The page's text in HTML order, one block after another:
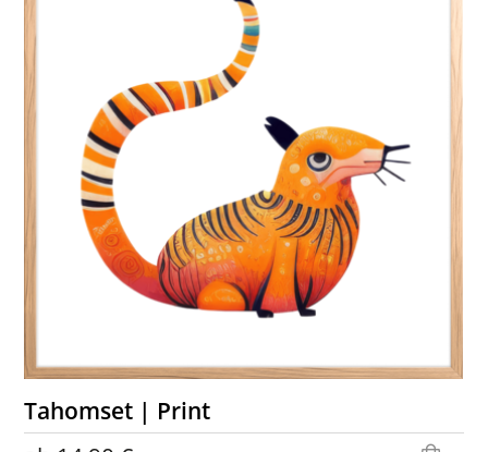
Tahomset | Print